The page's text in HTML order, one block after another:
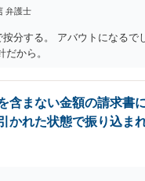
弁護士
分する。 アバウトになるで
から。
含まない金額の請求書
かれた状態で振り込ま